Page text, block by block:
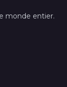
monde entier.